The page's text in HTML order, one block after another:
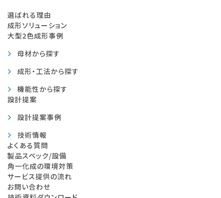
選ばれる理由
成形ソリューション
大型2色成形事例
母材から探す
成形・工法から探す
機能性から探す
設計提案
設計提案事例
技術情報
よくある質問
製品スペック/設備
角一化成の環境対策
サービス提供の流れ
お問い合わせ